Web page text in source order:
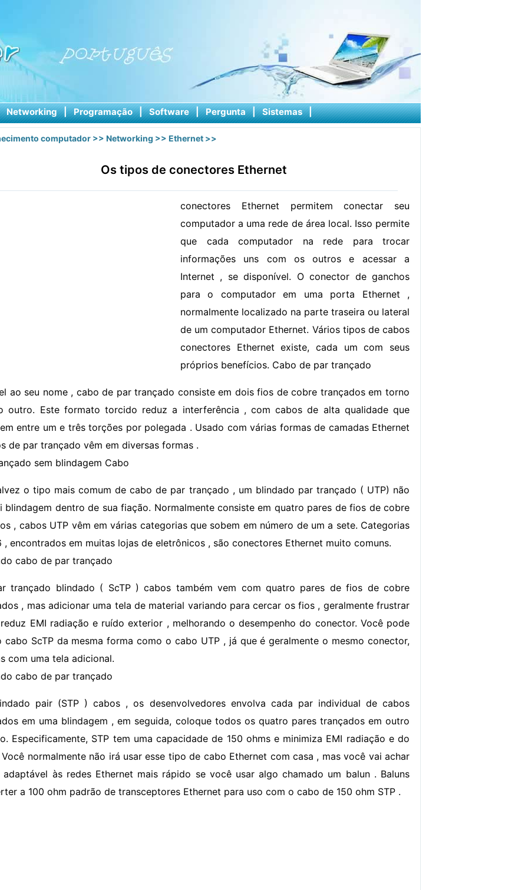
Networking | Programação | Software | Pergunta | Sistemas |
computador >> Networking >> Ethernet >>
Os tipos de conectores Ethernet
conectores Ethernet permitem conectar seu
computador a uma rede de área local. Isso permite
que cada computador na rede para trocar
informações uns com os outros e acessar a
Internet , se disponível. O conector de ganchos
para o computador em uma porta Ethernet ,
normalmente localizado na parte traseira ou lateral
de um computador Ethernet. Vários tipos de cabos
conectores Ethernet existe, cada um com seus
próprios benefícios. Cabo de par trançado
ao seu nome , cabo de par trançado consiste em dois fios de cobre trançados em torno
outro. Este formato torcido reduz a interferência , com cabos de alta qualidade que
entre um e três torções por polegada . Usado com várias formas de camadas Ethernet
de par trançado vêm em diversas formas .
sem blindagem Cabo
o tipo mais comum de cabo de par trançado , um blindado par trançado ( UTP) não
blindagem dentro de sua fiação. Normalmente consiste em quatro pares de fios de cobre
, cabos UTP vêm em várias categorias que sobem em número de um a sete. Categorias
, encontrados em muitas lojas de eletrônicos , são conectores Ethernet muito comuns.
cabo de par trançado
trançado blindado ( ScTP ) cabos também vem com quatro pares de fios de cobre
, mas adicionar uma tela de material variando para cercar os fios , geralmente frustrar
EMI radiação e ruído exterior , melhorando o desempenho do conector. Você pode
cabo ScTP da mesma forma como o cabo UTP , já que é geralmente o mesmo conector,
com uma tela adicional.
cabo de par trançado
pair (STP ) cabos , os desenvolvedores envolva cada par individual de cabos
em uma blindagem , em seguida, coloque todos os quatro pares trançados em outro
Especificamente, STP tem uma capacidade de 150 ohms e minimiza EMI radiação e do
normalmente não irá usar esse tipo de cabo Ethernet com casa , mas você vai achar
adaptável às redes Ethernet mais rápido se você usar algo chamado um balun . Baluns
a 100 ohm padrão de transceptores Ethernet para uso com o cabo de 150 ohm STP .